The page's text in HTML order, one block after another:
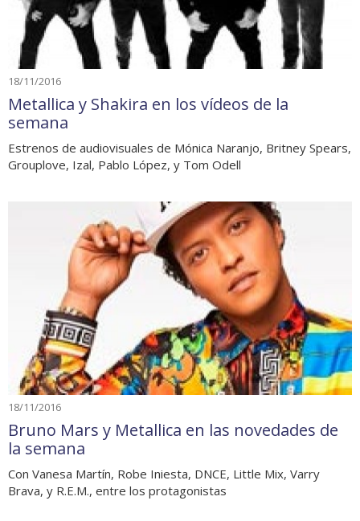
18/11/2016
Metallica y Shakira en los vídeos de la
semana
Estrenos de audiovisuales de Mónica Naranjo, Britney Spears,
Grouplove, Izal, Pablo López, y Tom Odell
18/11/2016
Bruno Mars y Metallica en las novedades de
la semana
Con Vanesa Martín, Robe Iniesta, DNCE, Little Mix, Varry
Brava, y R.E.M., entre los protagonistas